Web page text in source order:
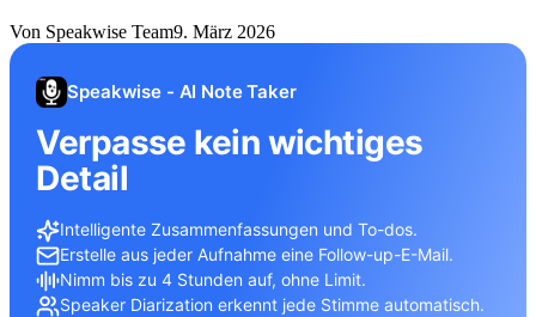
Von Speakwise Team9. März 2026
Speakwise - AI Note Taker
Verpasse kein wichtiges
Detail
Intelligente Zusammenfassungen und To-dos.
Erstelle aus jeder Aufnahme eine Follow-up-E-Mail.
Nimm bis zu 4 Stunden auf, ohne Limit.
Speaker Diarization erkennt jede Stimme automatisch.